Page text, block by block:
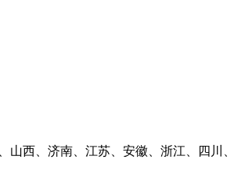
西、济南、江苏、安徽、浙江、四川、